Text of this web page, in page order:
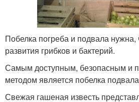
Побелка погреба и подвала нужна,
развития грибков и бактерий.
Самым доступным, безопасным и
методом является побелка
Свежая гашеная известь